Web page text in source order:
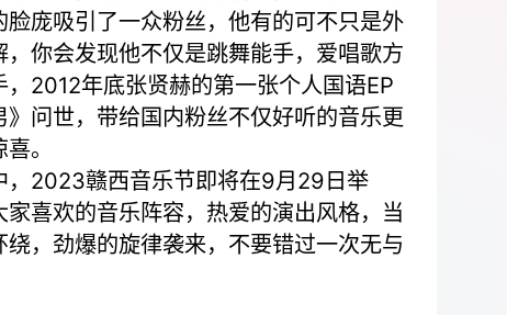
脸庞吸引了一众粉丝，他有的可不只是外
，你会发现他不仅是跳舞能手，爱唱歌方
，2012年底张贤赫的第一张个人国语EP
》问世，带给国内粉丝不仅好听的音乐更
。
，2023赣西音乐节即将在9月29日举
家喜欢的音乐阵容，热爱的演出风格，当
绕，劲爆的旋律袭来，不要错过一次无与